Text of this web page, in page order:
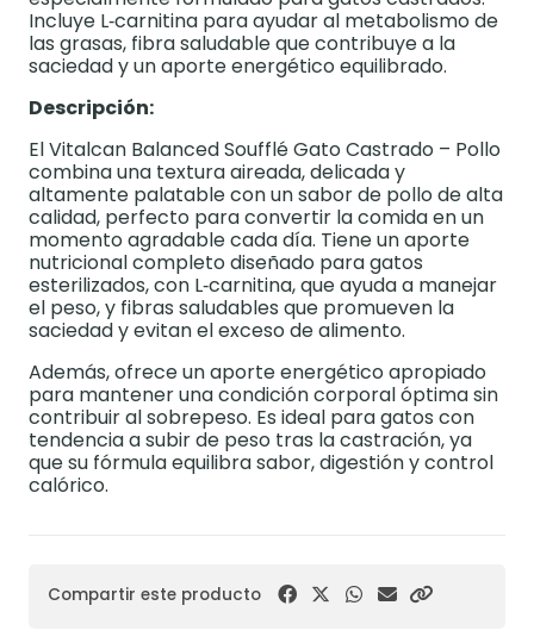
Incluye L‑carnitina para ayudar al metabolismo de
las grasas, fibra saludable que contribuye a la
saciedad y un aporte energético equilibrado.
Descripción:
El Vitalcan Balanced Soufflé Gato Castrado – Pollo
combina una textura aireada, delicada y
altamente palatable con un sabor de pollo de alta
calidad, perfecto para convertir la comida en un
momento agradable cada día. Tiene un aporte
nutricional completo diseñado para gatos
esterilizados, con L‑carnitina, que ayuda a manejar
el peso, y fibras saludables que promueven la
saciedad y evitan el exceso de alimento.
Además, ofrece un aporte energético apropiado
para mantener una condición corporal óptima sin
contribuir al sobrepeso. Es ideal para gatos con
tendencia a subir de peso tras la castración, ya
que su fórmula equilibra sabor, digestión y control
calórico.
Compartir este producto